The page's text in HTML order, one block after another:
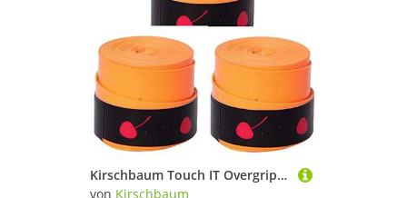
Kirschbaum Touch IT Overgrip orange 3 Griffbänder
von Kirschbaum